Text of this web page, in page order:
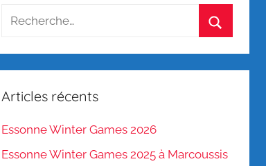
Recherche
:
Articles récents
Essonne Winter Games 2026
Essonne Winter Games 2025 à Marcoussis